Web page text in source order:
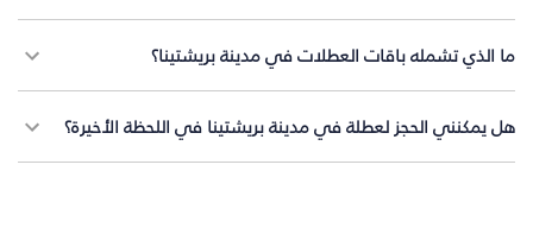
ما الذي تشمله باقات العطلات في مدينة بريشتينا؟
هل يمكنني الحجز لعطلة في مدينة بريشتينا في اللحظة الأخيرة؟